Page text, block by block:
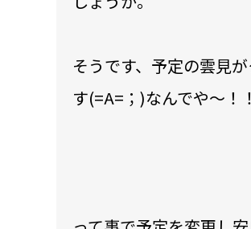
そうです、予定の雲見
す(=A=；)なんでや〜！！